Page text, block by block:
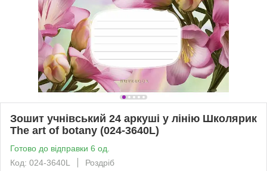
Зошит учнівський 24 аркуші у лінію Школярик
The art of botany (024-3640L)
Готово до відправки 6 од.
Код: 024-3640L
Роздріб